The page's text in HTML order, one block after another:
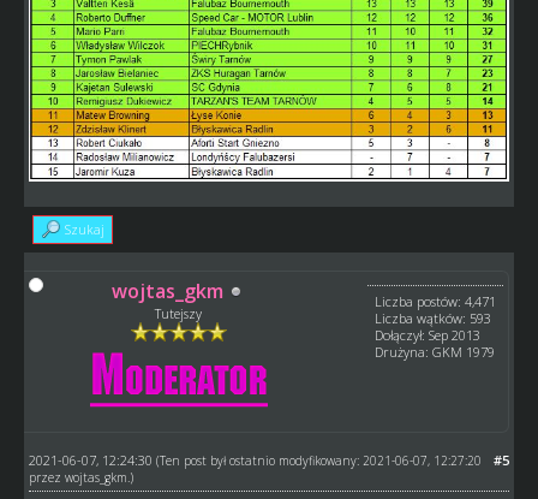
Szukaj
wojtas_gkm
Tutejszy
Liczba postów: 4,471
Liczba wątków: 593
Dołączył: Sep 2013
Drużyna: GKM 1979
#5
2021-06-07, 12:24:30 (Ten post był ostatnio modyfikowany: 2021-06-07, 12:27:20
przez wojtas_gkm.)